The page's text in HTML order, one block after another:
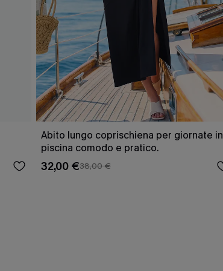
Abito lungo coprischiena per giornate in
piscina comodo e pratico.
32,00 €38,00 €